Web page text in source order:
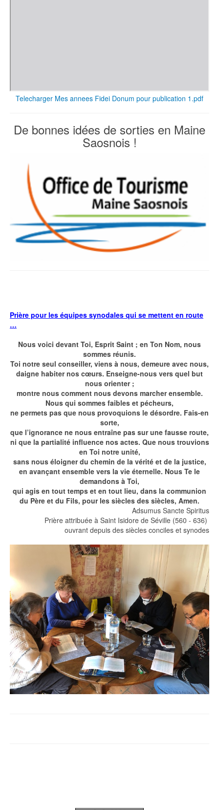
Telecharger Mes annees Fidei Donum pour publication 1.pdf
De bonnes idées de sorties en Maine
Saosnois !
Prière pour les équipes synodales qui se mettent en route
…
Nous voici devant Toi, Esprit Saint ; en Ton Nom, nous
sommes réunis.
Toi notre seul conseiller, viens à nous, demeure avec nous,
daigne habiter nos cœurs. Enseigne-nous vers quel but
nous orienter ;
montre nous comment nous devons marcher ensemble.
Nous qui sommes faibles et pécheurs,
ne permets pas que nous provoquions le désordre. Fais-en
sorte,
que l’ignorance ne nous entraîne pas sur une fausse route,
ni que la partialité influence nos actes. Que nous trouvions
en Toi notre unité,
sans nous éloigner du chemin de la vérité et de la justice,
en avançant ensemble vers la vie éternelle. Nous Te le
demandons à Toi,
qui agis en tout temps et en tout lieu, dans la communion
du Père et du Fils, pour les siècles des siècles, Amen.
Adsumus Sancte Spiritus
Prière attribuée à Saint Isidore de Séville (560 - 636)
ouvrant depuis des siècles conciles et synodes